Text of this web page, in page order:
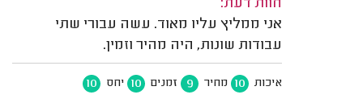
חוות דעת:
אני ממליץ עליו מאוד. עשה עבורי שתי
עבודות שונות, היה מהיר וזמין.
איכות 10 מחיר 9 זמנים 10 יחס 10